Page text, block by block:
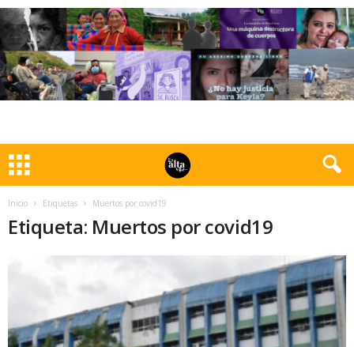
Inicio Etiquetas Muertos por covid19
Etiqueta: Muertos por covid19